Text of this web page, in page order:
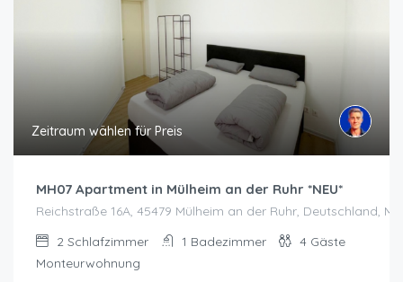
Zeitraum wählen für Preis
MH07 Apartment in Mülheim an der Ruhr *NEU*
Reichstraße 16A, 45479 Mülheim an der Ruhr, Deutschland,
2 Schlafzimmer 1 Badezimmer 4 Gäste
Monteurwohnung